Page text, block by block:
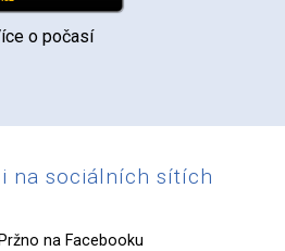
o počasí
na sociálních sítích
Pržno na Facebooku